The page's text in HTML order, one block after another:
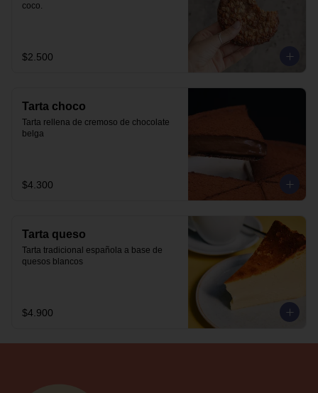
coco.
$2.500
Tarta choco
Tarta rellena de cremoso de chocolate
belga
$4.300
Tarta queso
Tarta tradicional española a base de
quesos blancos
$4.900